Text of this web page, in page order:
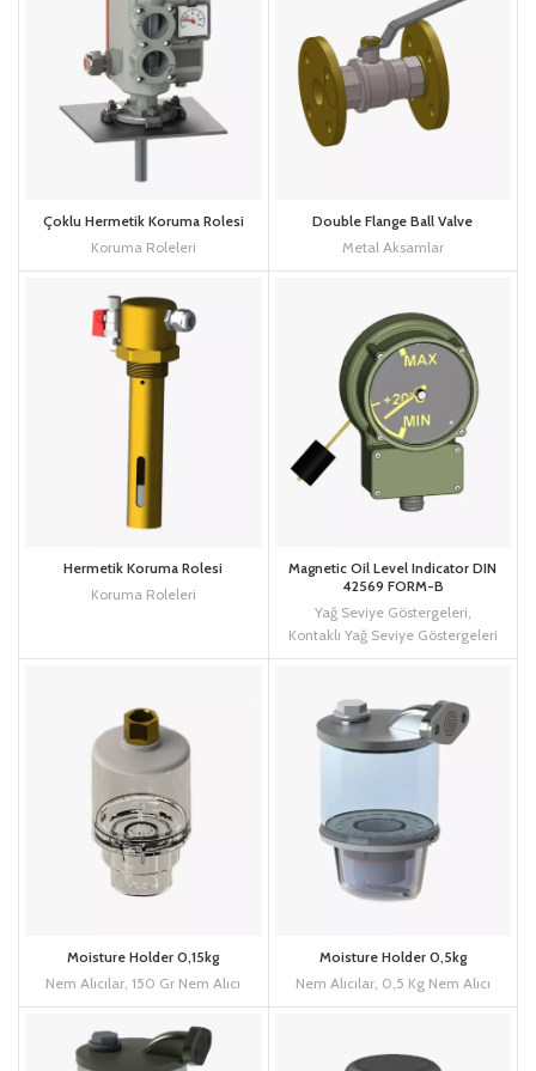
Çoklu Hermetik Koruma Rolesi
Koruma Roleleri
Double Flange Ball Valve
Metal Aksamlar
Hermetik Koruma Rolesi
Koruma Roleleri
Magnetic Oil Level Indicator DIN
42569 FORM-B
Yağ Seviye Göstergeleri,
Kontaklı Yağ Seviye Göstergeleri
Moisture Holder 0,15kg
Nem Alıcılar ,150 Gr Nem Alıcı
Moisture Holder 0,5kg
Nem Alıcılar, 0,5 Kg Nem Alıcı